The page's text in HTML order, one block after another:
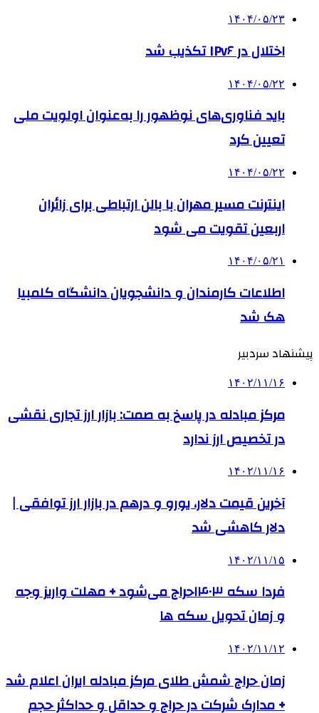
۱۴۰۴/۰۵/۲۳
اختلال در IPv۶ تکذیب شد
۱۴۰۴/۰۵/۲۲
باید فناوری‌های نوظهور را به‌عنوان اولویت ملی
تعیین کرد
۱۴۰۴/۰۵/۲۲
اینترنت مسیر مهران با بالن ارتباطی برای زائران
اربعین تقویت می شود
۱۴۰۴/۰۵/۲۱
اطلاعات کارمندان و دانشجویان دانشگاه کلمبیا
هک شد
پیشنهاد سردبیر
۱۴۰۲/۱۱/۱۶
مرکز مبادله در پاسخ به صمت: بازار ارز تجاری نقشی
در تخصیص ارز ندارد
۱۴۰۲/۱۱/۱۶
آخرین قیمت دلار، یورو و درهم در بازار ارز توافقی |
دلار کاهشی شد
۱۴۰۲/۱۱/۱۵
فردا سکه ۱۴۰۳حراج می‌شود + مهلت واریز وجه
و زمان تحویل سکه ها
۱۴۰۲/۱۱/۱۲
زمان حراج شمش طلای مرکز مبادله ایران اعلام شد
+ مدارک شرکت در حراج و حداقل و حداکثر حجم